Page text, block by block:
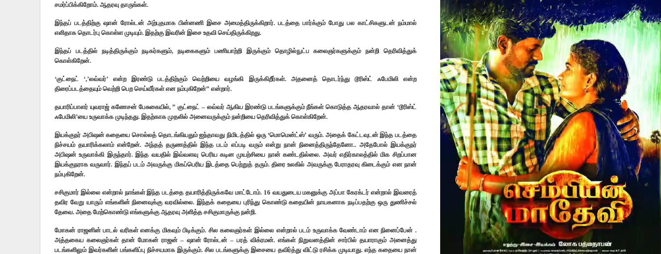
சமர்ப்பிக்கிறோம். ஆதரவு தாருங்கள்.
இந்தப் படத்திற்கு ஷான் ரோல்டன் அற்புதமாக பின்னணி இசை அமைத்திருக்கிறார். படத்தை பார்க்கும் போது பல காட்சிகளுடன் நம்மால்
எளிதாக தொடர்பு கொள்ள முடியும். இதற்கு இவரின் இசை உதவி செய்திருக்கிறது.
இந்தப் படத்தில் நடித்திருக்கும் நடிகர்களும், நடிகைகளும் பணியாற்றி இருக்கும் தொழில்நுட்ப கலைஞர்களுக்கும் நன்றி தெரிவித்துக்
கொள்கிறேன்.
‘குட்நைட் ‘,’லவ்வர்’ என்ற இரண்டு படத்திற்கும் வெற்றியை வழங்கி இருக்கிறீர்கள். அதனைத் தொடர்ந்து டூரிஸ்ட் ஃபேமிலி என்ற
திரைப்படத்தையும் வெற்றி பெற செய்வீர்கள் என நம்புகிறேன்” என்றார்.
தயாரிப்பாளர் யுவராஜ் கணேசன் பேசுகையில், ” குட்நைட் – லவ்வர் ஆகிய இரண்டு படங்களுக்கும் நீங்கள் கொடுத்த ஆதரவால் தான் ‘டூரிஸ்ட்
ஃபேமிலி’யை உருவாக்க முடிந்தது. இதற்காக முதலில் அனைவருக்கும் நன்றியை தெரிவித்துக் கொள்கிறேன்.
இயக்குநர் அபிஷன் கதையை சொல்லத் தொடங்கியதும் ஐந்தாவது நிமிடத்தில் ஒரு ‘மொமென்ட்ஸ்’ வரும். அதைக் கேட்டவுடன் இந்த படத்தை
நிச்சயம் தயாரிக்கலாம் என்றேன். அந்தத் தருணத்தில் இந்த படம் எப்படி வரும் என்று நான் நினைத்திருந்தேனோ.. அதேபோல் இயக்குநர்
அபிஷன் உருவாக்கி இருந்தார். இந்த வயதில் இவ்வளவு பெரிய கடின முயற்சியை நான் கண்டதில்லை. அவர் எதிர்காலத்தில் மிக சிறப்பான
இயக்குநராக வருவார்.‌ இந்தப் படம் அவருக்கு மிகப்பெரிய இடத்தை பெற்றுத் தரும்.‌ திரை உலகில் அவருக்கு பேராதரவு கிடைக்கும் என நான்
நம்புகிறேன்.
சசிகுமார் இல்லை என்றால் நாங்கள் இந்த படத்தை தயாரித்திருக்கவே மாட்டோம். 16 வயதுடைய மகனுக்கு அப்பா கேரக்டர் என்றால் இவரைத்
தவிர வேறு யாரும் எங்களின் நினைவுக்கு வரவில்லை. இந்தக் கதையை புரிந்து கொண்டு கதையின் நாயகனாக நடிப்பதற்கு ஒரு துணிச்சல்
தேவை. அதை மேற்கொண்டு எங்களுக்கு ஆதரவு அளித்த சசிகுமாருக்கு நன்றி.
மோகன் ராஜனின் பாடல் வரிகள் எனக்கு மிகவும் பிடிக்கும். சில கலைஞர்கள் இல்லை என்றால் படம் உருவாக்க வேண்டாம் என நினைப்பேன் .
அத்தகைய கலைஞர்கள் தான் மோகன் ராஜன் – ஷான் ரோல்டன் – பரத் விக்ரமன். எங்கள் நிறுவனத்தின் சார்பில் தயாராகும் அனைத்து
படங்களிலும் இவர்களின் பங்களிப்பு நிச்சயமாக இருக்கும். சில படங்களுக்கு இசையை தவிர்த்து விட்டு ரசிக்க முடியாது. எந்த கதையை நான்